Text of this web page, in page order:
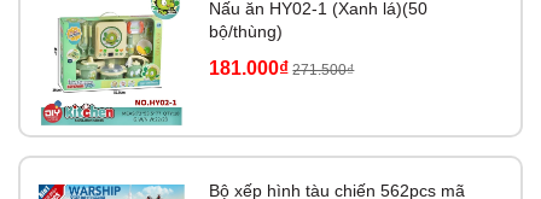
Nấu ăn HY02-1 (Xanh lá)(50
bộ/thùng)
181.000₫ 271.500₫
Bộ xếp hình tàu chiến 562pcs mã